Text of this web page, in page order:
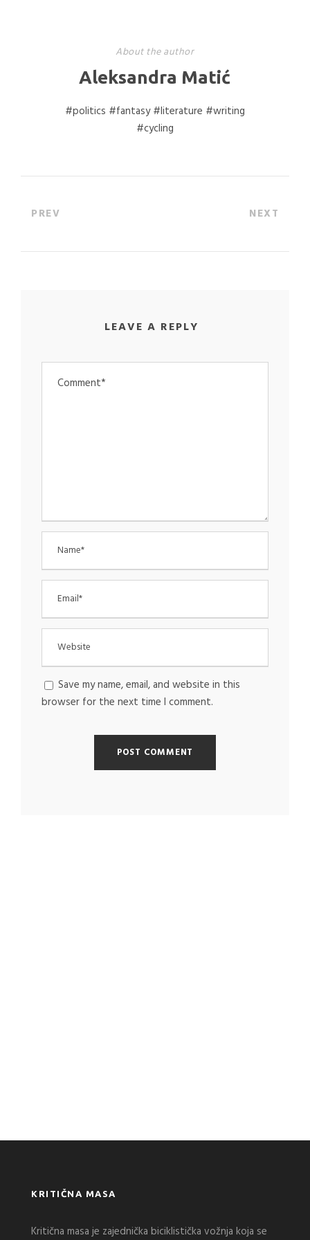
About the author
Aleksandra Matić
#politics #fantasy #literature #writing
#cycling
PREV NEXT
LEAVE A REPLY
Save my name, email, and website in this
browser for the next time I comment.
KRITIČNA MASA
Kritična masa je zajednička biciklistička vožnja koja se